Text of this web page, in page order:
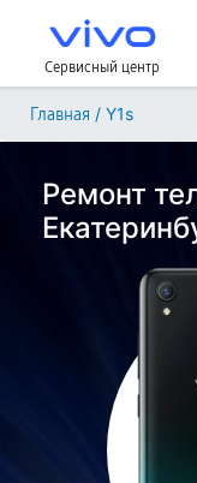
Сервисный центр
Главная / Y1s
Ремонт